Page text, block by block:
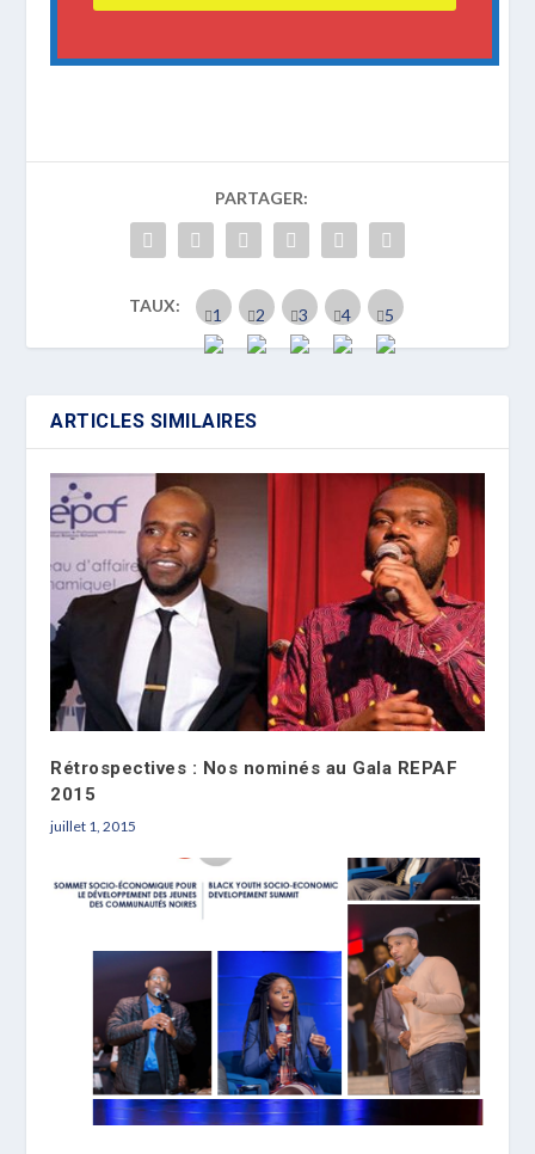
PARTAGER:
TAUX:
ARTICLES SIMILAIRES
Rétrospectives : Nos nominés au Gala REPAF
2015
juillet 1, 2015